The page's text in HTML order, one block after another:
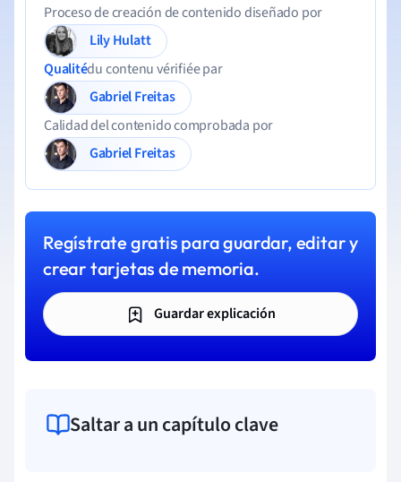
Proceso de creación de contenido diseñado por
Lily Hulatt
Qualitédu contenu vérifiée par
Gabriel Freitas
Calidad del contenido comprobada por
Gabriel Freitas
Regístrate gratis para guardar, editar y
crear tarjetas de memoria.
Guardar explicación
Saltar a un capítulo clave